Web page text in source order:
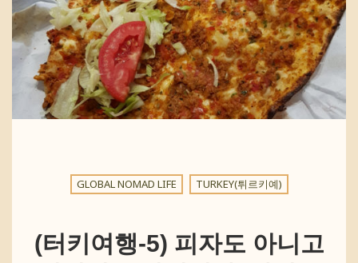
GLOBAL NOMAD LIFE TURKEY(튀르키예)
(터키여행-5) 피자도 아니고